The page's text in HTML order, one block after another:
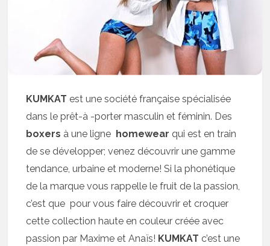
KUMKAT est une société française spécialisée
dans le prêt-à -porter masculin et féminin. Des
boxers à une ligne homewear qui est en train
de se développer; venez découvrir une gamme
tendance, urbaine et moderne! Si la phonétique
de la marque vous rappelle le fruit de la passion,
c’est que pour vous faire découvrir et croquer
cette collection haute en couleur créée avec
passion par Maxime et Anaïs! KUMKAT c’est une